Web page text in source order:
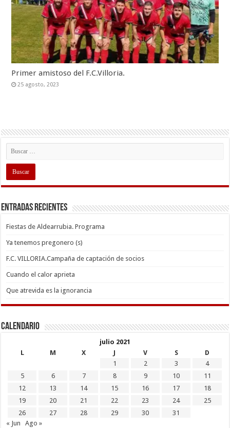
Primer amistoso del F.C.Villoria.
25 agosto, 2023
Entradas recientes
Fiestas de Aldearrubia. Programa
Ya tenemos pregonero (s)
F.C. VILLORIA.Campaña de captación de socios
Cuando el calor aprieta
Que atrevida es la ignorancia
Calendario
julio 2021
L
M X J V S
D
1
2 3
4
5
6 7 8 9 10
11
12
13 14 15 16 17
18
19
20 21 22 23 24
25
26
27 28 29 30
31
« Jun
Ago »